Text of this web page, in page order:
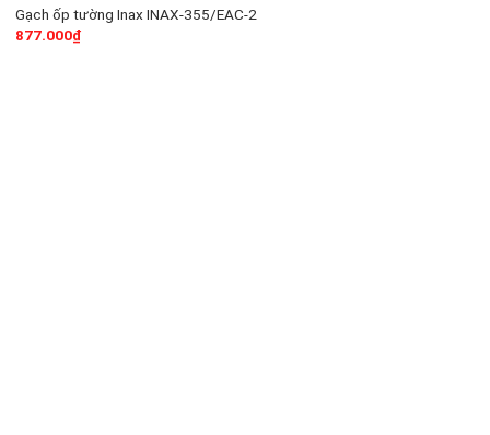
Gạch ốp tường Inax INAX-355/EAC-2
877.000₫